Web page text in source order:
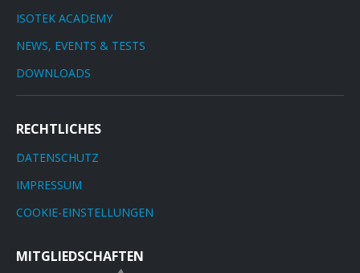
ISOTEK ACADEMY
NEWS, EVENTS & TESTS
DOWNLOADS
RECHTLICHES
DATENSCHUTZ
IMPRESSUM
COOKIE-EINSTELLUNGEN
MITGLIEDSCHAFTEN